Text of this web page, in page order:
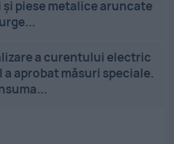
piese metalice aruncate
a curentului electric
a aprobat măsuri speciale.